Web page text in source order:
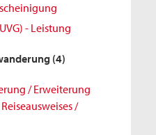
- Leistung
(4)
/ Erweiterung
/